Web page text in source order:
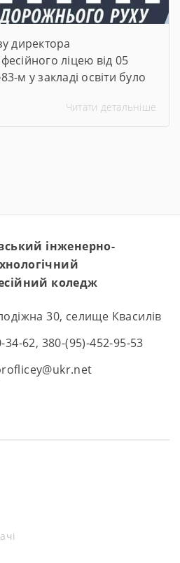
директора
ліцею від 05
м у закладі освіти було
тижня педагогічні
Читати детальніше
інженерно-
коледж
30, селище Квасилів
34-62, 380-(95)-452-95-53